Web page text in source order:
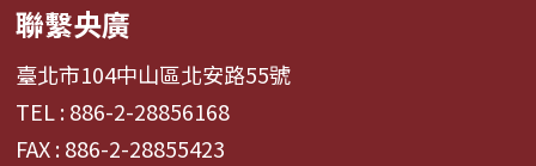
聯繫央廣
臺北市104中山區北安路55號
TEL : 886-2-28856168
FAX : 886-2-28855423